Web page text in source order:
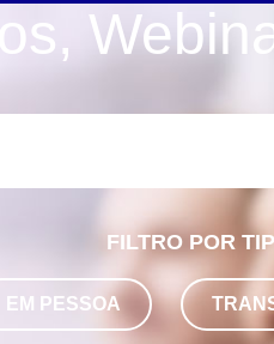
FILTRO POR
EM PESSOA